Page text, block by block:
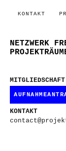
KONTAKT
NETZWERK
MITGLIEDSCHAFT
KONTAKT